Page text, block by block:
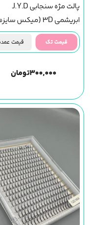
پالت مژه سنجابی J.Y.D
ابریشمی 3D (میکس سایزها)
قیمت تک قیمت عمده
۳۰۰,۰۰۰تومان